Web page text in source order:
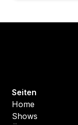
Seiten
Home
Shows